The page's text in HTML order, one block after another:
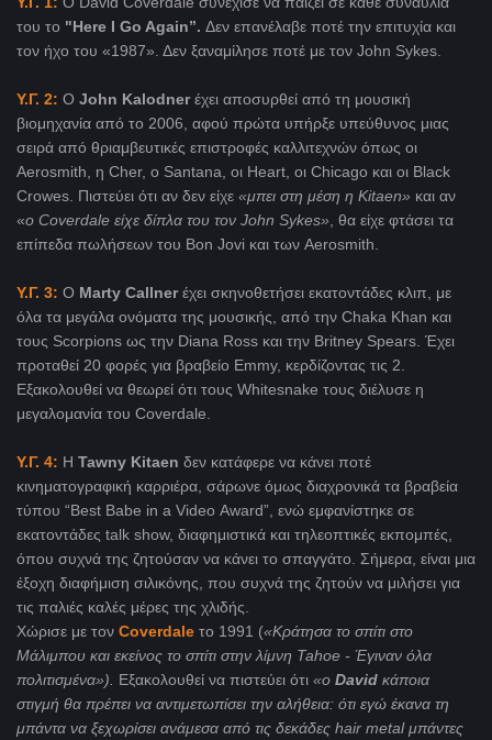
του το "Here I Go Again”. Δεν επανέλαβε ποτέ την επιτυχία και
τον ήχο του «1987». Δεν ξαναμίλησε ποτέ με τον John Sykes.
Υ.Γ. 2: Ο John Kalodnerέχει αποσυρθεί από τη μουσική
βιομηχανία από το 2006, αφού πρώτα υπήρξε υπεύθυνος μιας
σειρά από θριαμβευτικές επιστροφές καλλιτεχνών όπως οι
Aerosmith, η Cher, o Santana, οι Heart, οι Chicago και οι Black
Crowes. Πιστεύει ότι αν δεν είχε «μπει στη μέση η Kitaen» και αν
«ο Coverdale είχε δίπλα του τον John Sykes» , θα είχε φτάσει τα
επίπεδα πωλήσεων του Bon Jovi και των Aerosmith.
Υ.Γ. 3: O Marty Callnerέχει σκηνοθετήσει εκατοντάδες κλιπ, με
όλα τα μεγάλα ονόματα της μουσικής, από την Chaka Khan και
τους Scorpions ως την Diana Ross και την Britney Spears. Έχει
προταθεί 20 φορές για βραβείο Emmy, κερδίζοντας τις 2.
Εξακολουθεί να θεωρεί ότι τους Whitesnake τους διέλυσε η
μεγαλομανία του Coverdale.
Y.Γ. 4: Η Tawny Kitaen δεν κατάφερε να κάνει ποτέ
κινηματογραφική καρριέρα, σάρωνε όμως διαχρονικά τα βραβεία
τύπου “Best Babe in a Video Αward”, ενώ εμφανίστηκε σε
εκατοντάδες talk show, διαφημιστικά και τηλεοπτικές εκπομπές,
όπου συχνά της ζητούσαν να κάνει το σπαγγάτο. Σήμερα, είναι μια
έξοχη διαφήμιση σιλικόνης, που συχνά της ζητούν να μιλήσει για
τις παλιές καλές μέρες της χλιδής.
Χώρισε με τον Coverdale το 1991 («Κράτησα το σπίτι στο
Μάλιμπου και εκείνος το σπίτι στην λίμνη Tahoe - Έγιναν όλα
πολιτισμένα»). Εξακολουθεί να πιστεύει ότι «o David κάποια
στιγμή θα πρέπει να αντιμετωπίσει την αλήθεια: ότι εγώ έκανα τη
μπάντα να ξεχωρίσει ανάμεσα από τις δεκάδες hair metal μπάντες